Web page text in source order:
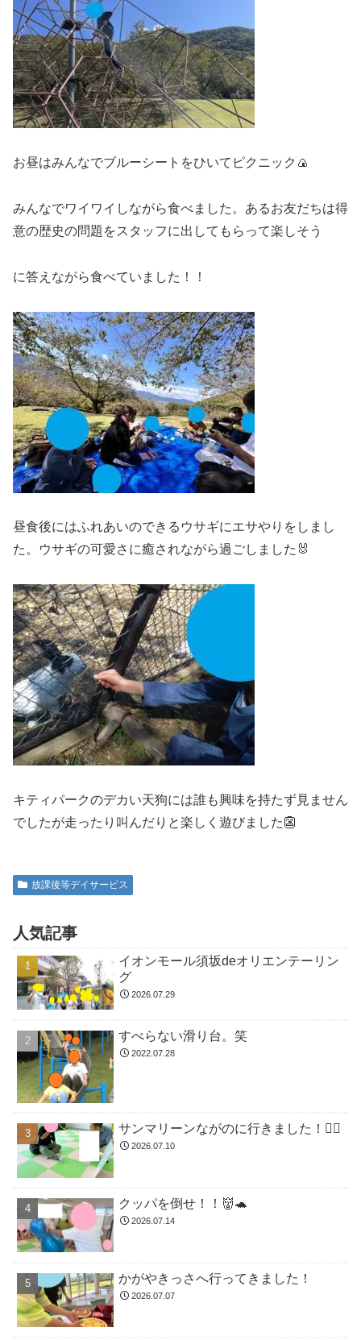
お昼はみんなでブルーシートをひいてピクニック🍙
みんなでワイワイしながら食べました。あるお友だちは得
意の歴史の問題をスタッフに出してもらって楽しそう
に答えながら食べていました！！
昼食後にはふれあいのできるウサギにエサやりをしまし
た。ウサギの可愛さに癒されながら過ごしました🐰
キティパークのデカい天狗には誰も興味を持たず見ません
でしたが走ったり叫んだりと楽しく遊びました👺
放課後等デイサービス
人気記事
イオンモール須坂deオリエンテーリン
グ
2026.07.29
すべらない滑り台。笑
2022.07.28
サンマリーンながのに行きました！🏊🏻
2026.07.10
クッパを倒せ！！👹🐢
2026.07.14
かがやきっさへ行ってきました！
2026.07.07